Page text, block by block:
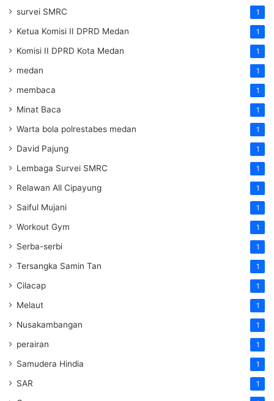
survei SMRC 1
Ketua Komisi II DPRD Medan 1
Komisi II DPRD Kota Medan 1
medan 1
membaca 1
Minat Baca 1
Warta bola polrestabes medan 1
David Pajung 1
Lembaga Survei SMRC 1
Relawan All Cipayung 1
Saiful Mujani 1
Workout Gym 1
Serba-serbi 1
Tersangka Samin Tan 1
Cilacap 1
Melaut 1
Nusakambangan 1
perairan 1
Samudera Hindia 1
SAR 1